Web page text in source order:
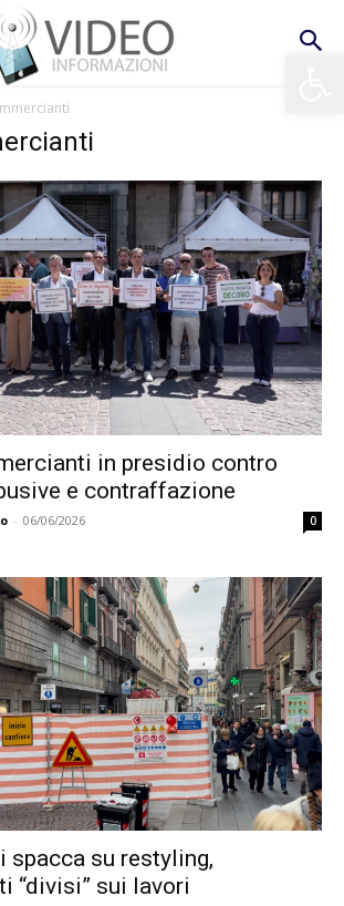
in presidio contro
e contraffazione
- 06/06/2026 0
spacca su restyling,
“divisi” sui lavori